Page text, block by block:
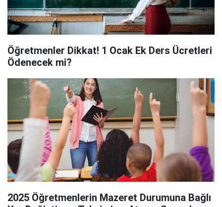
Öğretmenler Dikkat! 1 Ocak Ek Ders Ücretleri
Ödenecek mi?
2025 Öğretmenlerin Mazeret Durumuna Bağlı